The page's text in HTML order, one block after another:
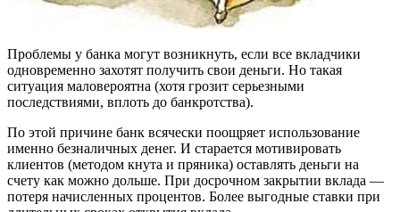
Проблемы у банка могут возникнуть, если все вкладчики
одновременно захотят получить свои деньги. Но такая
ситуация маловероятна (хотя грозит серьезными
последствиями, вплоть до банкротства).
По этой причине банк всячески поощряет использование
именно безналичных денег. И старается мотивировать
клиентов (методом кнута и пряника) оставлять деньги на
счету как можно дольше. При досрочном закрытии вклада —
потеря начисленных процентов. Более выгодные ставки при